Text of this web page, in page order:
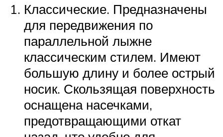
Классические. Предназначены
для передвижения по
параллельной лыжне
классическим стилем. Имеют
большую длину и более острый
носик. Скользящая поверхность
оснащена насечками,
предотвращающими откат